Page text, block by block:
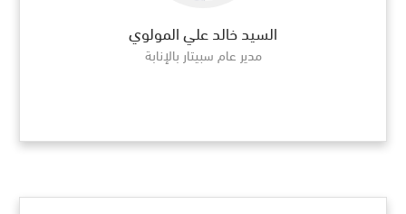
السيد خالد علي المولوي
مدير عام سبيتار بالإنابة